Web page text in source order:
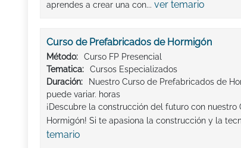
aprendes a crear una con... ver temario
Curso de Prefabricados de Hormigón
Método:
Curso FP Presencial
Tematica:
Cursos Especializados
Duración:
Nuestro Curso de Prefabricados de
puede variar. horas
¡Descubre la construcción del futuro con
Hormigón! Si te apasiona la construcción y la
temario